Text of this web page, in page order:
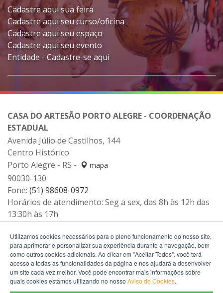
Cadastre aqui sua feira
Cadastre aqui seu curso/oficina
Cadastre aqui seu espaço
Cadastre aqui seu evento
Entidade - Cadastre-se aqui
CASA DO ARTESÃO PORTO ALEGRE - COORDENAÇÃO
ESTADUAL
Avenida Júlio de Castilhos, 144
Centro Histórico
Porto Alegre - RS -
mapa
90030-130
Fone: (51) 98608-0972
Horários de atendimento: Seg a sex, das 8h às 12h das
13:30h às 17h
Utilizamos cookies necessários para o pleno funcionamento do nosso site,
para aprimorar e personalizar sua experiência durante a navegação, bem
como outros cookies adicionais. Ao clicar em "Aceitar Todos", você terá
acesso a todas as funcionalidades da página e nos ajudará a desenvolver
um site cada vez melhor. Você pode encontrar mais informações sobre
quais cookies estamos utilizando no nosso Aviso de Cookies.